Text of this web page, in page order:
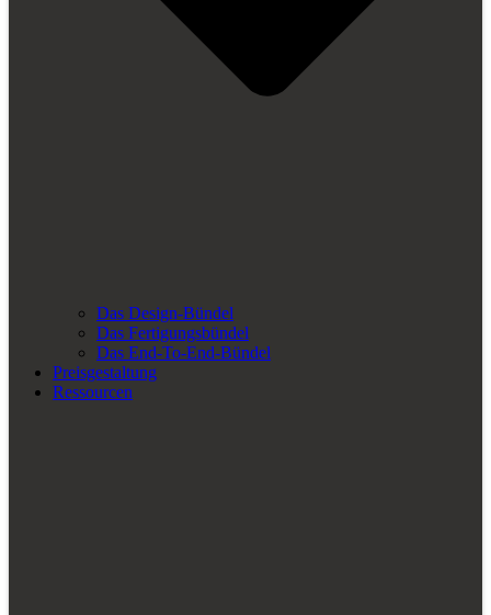
Das Design-Bündel
Das Fertigungsbündel
Das End-To-End-Bündel
Preisgestaltung
Ressourcen